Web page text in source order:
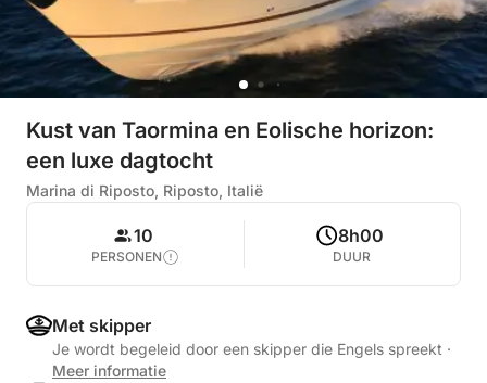
Kust van Taormina en Eolische horizon:
een luxe dagtocht
Marina di Riposto, Riposto, Italië
10
PERSONEN
8h00
DUUR
Met skipper
Je wordt begeleid door een skipper die Engels spreekt ·
Meer informatie